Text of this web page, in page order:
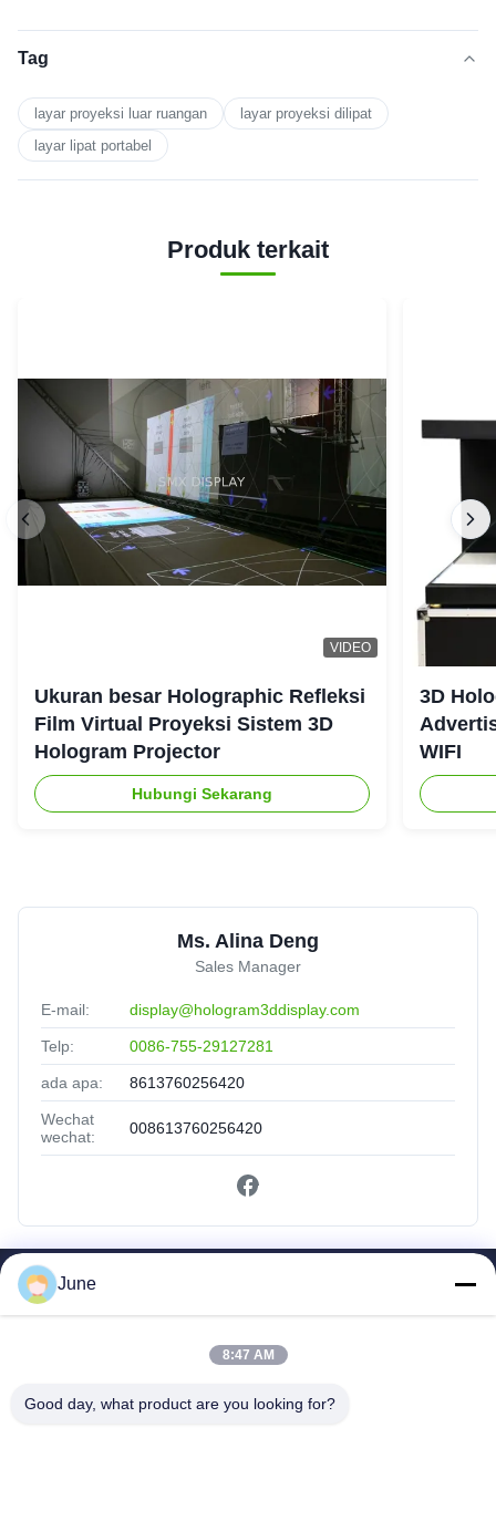
Tag
layar proyeksi luar ruangan
layar proyeksi dilipat
layar lipat portabel
Produk terkait
VIDEO
Ukuran besar Holographic Refleksi
Film Virtual Proyeksi Sistem 3D
Hologram Projector
Hubungi Sekarang
3D
WIFI
Ms. Alina Deng
Sales Manager
E-mail: display@hologram3ddisplay.com
Telp: 0086-755-29127281
ada apa: 8613760256420
Wechat
wechat:
008613760256420
Produk
Tur Pabrik
June
8:47 AM
Good day, what product are you looking for?